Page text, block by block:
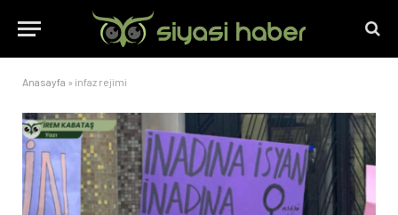
Anasayfa » infaz rejimi